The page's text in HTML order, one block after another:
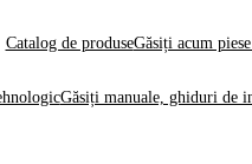
Catalog de produseGăsiți acum
Găsiți manuale, ghiduri de